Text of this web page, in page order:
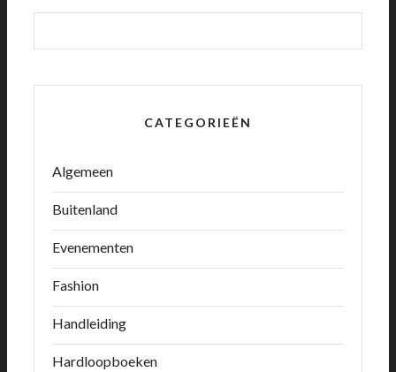
CATEGORIEËN
Algemeen
Buitenland
Evenementen
Fashion
Handleiding
Hardloopboeken